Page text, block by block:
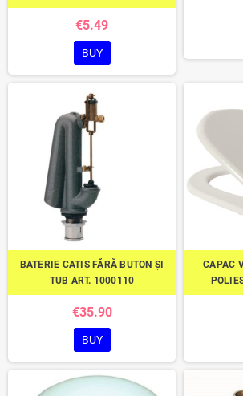
€5.49
BUY
BATERIE CATIS FĂRĂ BUTON ȘI
TUB ART. 1000110
€35.90
BUY
CAPAC